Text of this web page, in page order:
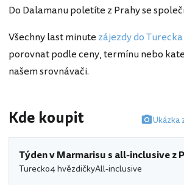
Do Dalamanu poletíte z Prahy se
Všechny last minute zájezdy do Turecka
porovnat podle ceny, termínu nebo
našem srovnávači.
Kde koupit Ukázka
Týden v Marmarisu s all-inclusive z
Turecko4 hvězdičkyAll-inclusive